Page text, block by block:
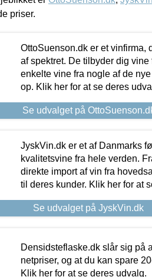
priser.
OttoSuenson.dk er et vinfirma,
af spektret. De tilbyder dig
enkelte vine fra nogle af de
op. Klik her for at se deres
Se udvalget på
JyskVin.dk er et af Danmarks
kvalitetsvine fra hele verden.
direkte import af vin fra
til deres kunder. Klik her for at
Se udvalget på JyskVin.dk
Densidsteflaske.dk slår sig på
netpriser, og at du kan spare
Klik her for at se deres udvalg.